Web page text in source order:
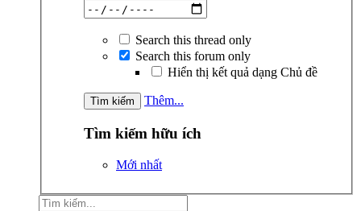
Search this thread only
Search this forum only
Hiển thị kết quả dạng Chủ đề
Thêm...
Tìm kiếm hữu ích
Mới nhất